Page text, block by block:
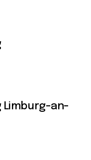
Limburg-an-